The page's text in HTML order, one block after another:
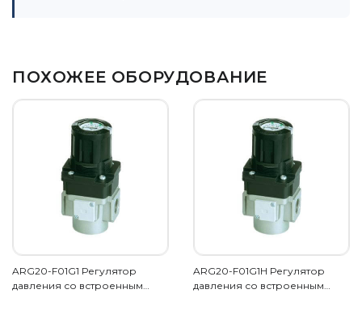
ПОХОЖЕЕ ОБОРУДОВАНИЕ
ARG20-F01G1 Регулятор
давления со встроенным…
ARG20-F01G1H Регулятор
давления со встроенным…